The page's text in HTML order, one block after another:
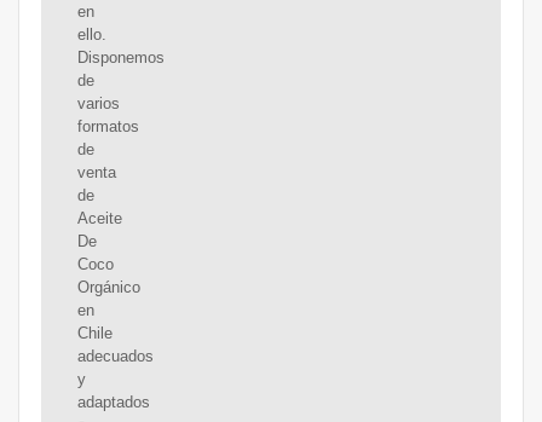
en
ello.
Disponemos
de
varios
formatos
de
venta
de
Aceite
De
Coco
Orgánico
en
Chile
adecuados
y
adaptados